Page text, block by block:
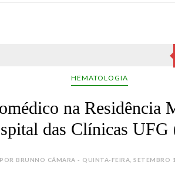
HEMATOLOGIA
na Residência
das Clínicas UFG
POR BRUNNO CÂMARA - QUINTA-FEIRA, SETEMBRO